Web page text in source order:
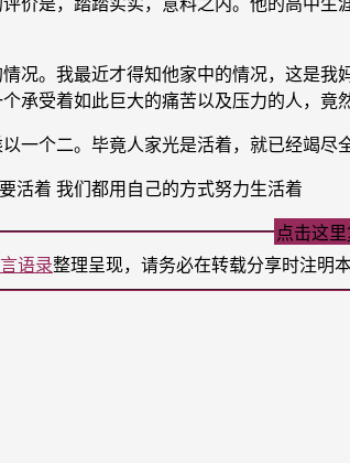
。我最近才得知他家中的情况，这是我
承受着如此巨大的痛苦以及压力的人，
个二。毕竟人家光是活着，就已经竭尽全
活着 我们都用自己的方式努力生活着
点击这
语录整理呈现，请务必在转载分享时注明